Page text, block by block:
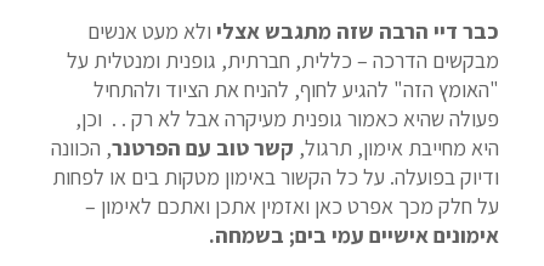
כבר דיי הרבה שזה מתגבש אצליולא מעט אנשים
מבקשים הדרכה – כללית, חברתית, גופנית ומנטלית על
"האומץ הזה" להגיע לחוף, להניח את הציוד ולהתחיל
פעולה שהיא כאמור גופנית מעיקרה אבל לא רק . . וכן,
היא מחייבת אימון, תרגול, קשר טוב עם הפרטנר, הכוונה
ודיוק בפועלה. על כל הקשור באימון מטקות בים או לפחות
על חלק מכך אפרט כאן ואזמין אתכן ואתכם לאימון –
אימונים אישיים עמי בים; בשמחה.